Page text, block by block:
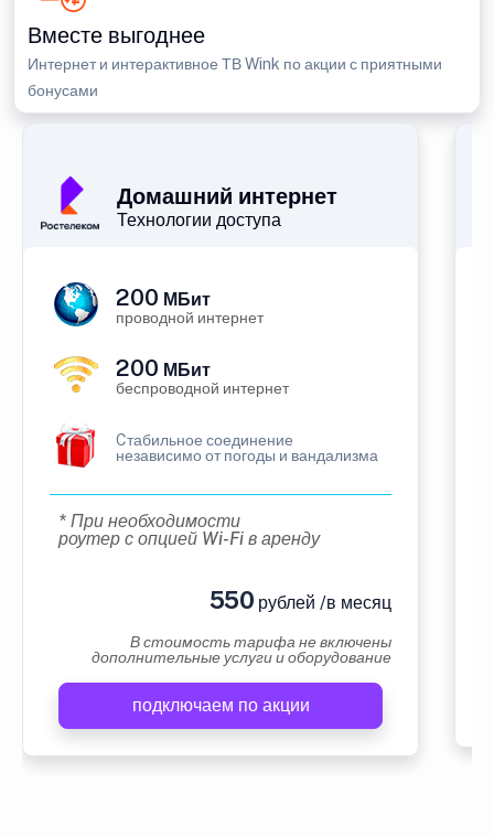
Вместе выгоднее
Интернет и интерактивное ТВ Wink по акции с приятными
бонусами
Домашний интернет
Технологии доступа
200 МБит
проводной интернет
200 МБит
беспроводной интернет
Cтабильное соединение
независимо от погоды и вандализма
* При необходимости
роутер с опцией Wi-Fi в аренду
550 рублей /в месяц
В стоимость тарифа не включены
дополнительные услуги и оборудование
подключаем по акции